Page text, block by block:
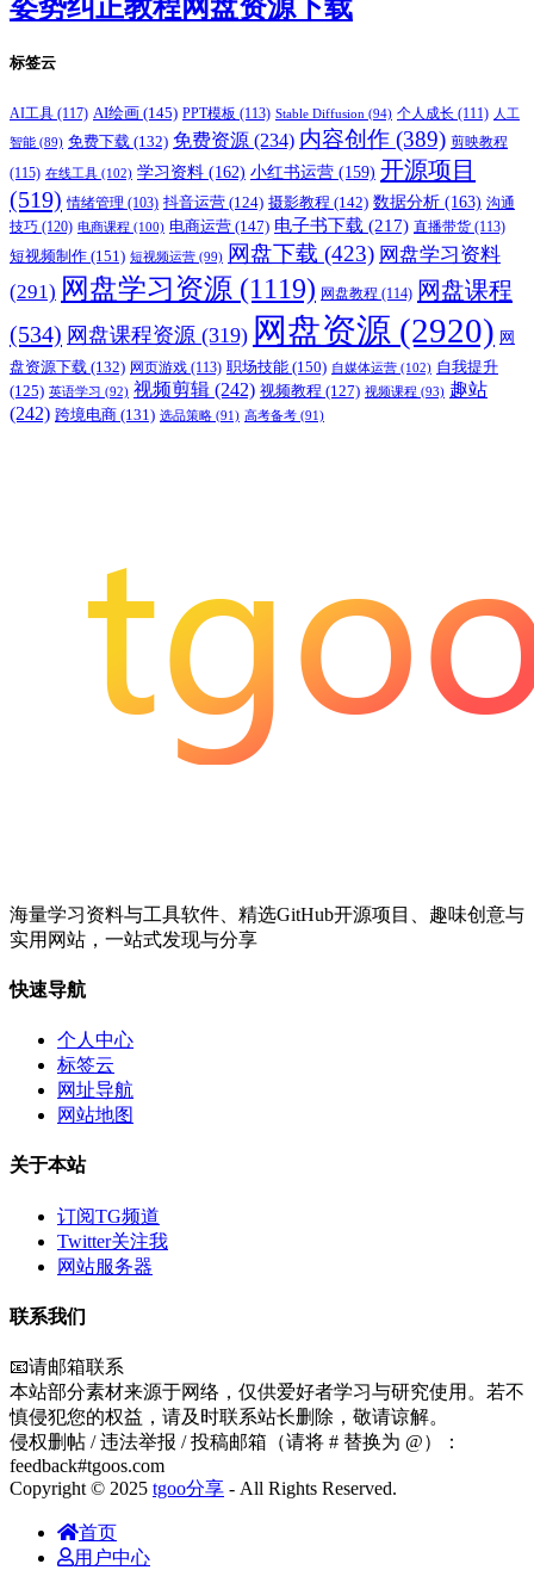
姿势纠正教程网盘资源下载
标签云
AI工具 (117) AI绘画 (145) PPT模板 (113) Stable Diffusion (94) 个人成长 (111) 人工
智能 (89) 免费下载 (132) 免费资源 (234) 内容创作 (389) 剪映教程
(115) 在线工具 (102) 学习资料 (162) 小红书运营 (159) 开源项目
(519) 情绪管理 (103) 抖音运营 (124) 摄影教程 (142) 数据分析 (163) 沟通
技巧 (120) 电商课程 (100) 电商运营 (147) 电子书下载 (217) 直播带货 (113)
短视频制作 (151) 短视频运营 (99) 网盘下载 (423) 网盘学习资料
(291) 网盘学习资源 (1119) 网盘教程 (114) 网盘课程
(534) 网盘课程资源 (319) 网盘资源 (2920) 网
盘资源下载 (132) 网页游戏 (113) 职场技能 (150) 自媒体运营 (102) 自我提升
(125) 英语学习 (92) 视频剪辑 (242) 视频教程 (127) 视频课程 (93) 趣站
(242) 跨境电商 (131) 选品策略 (91) 高考备考 (91)
海量学习资料与工具软件、精选GitHub开源项目、趣味创意与
实用网站，一站式发现与分享
快速导航
个人中心
标签云
网址导航
网站地图
关于本站
订阅TG频道
Twitter关注我
网站服务器
联系我们
📧请邮箱联系
本站部分素材来源于网络，仅供爱好者学习与研究使用。若不
慎侵犯您的权益，请及时联系站长删除，敬请谅解。
侵权删帖 / 违法举报 / 投稿邮箱（请将 # 替换为 @）：
feedback#tgoos.com
Copyright © 2025 tgoo分享 - All Rights Reserved.
首页
用户中心